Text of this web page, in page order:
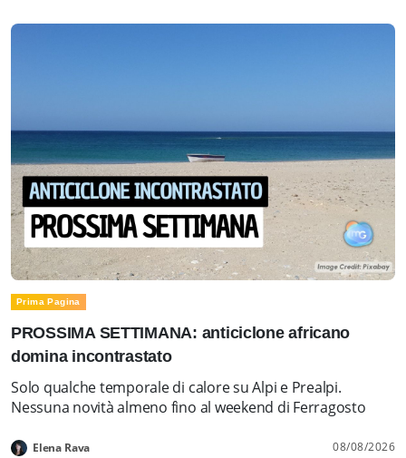
Prima Pagina
PROSSIMA SETTIMANA: anticiclone africano
domina incontrastato
Solo qualche temporale di calore su Alpi e Prealpi.
Nessuna novità almeno fino al weekend di Ferragosto
Elena Rava 08/08/2026